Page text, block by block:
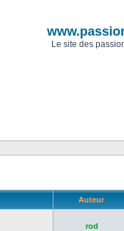
Le site des
Auteur
rod